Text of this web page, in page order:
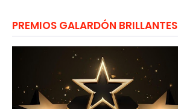
PREMIOS GALARDÓN BRILLANTES